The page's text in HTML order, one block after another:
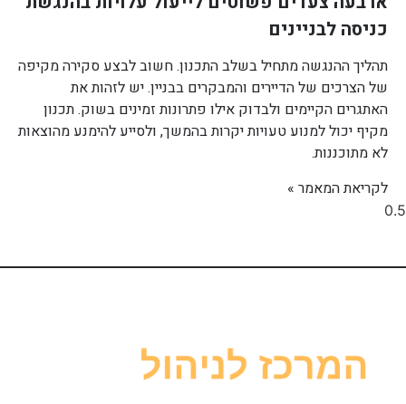
כניסה לבניינים
תהליך ההנגשה מתחיל בשלב התכנון. חשוב לבצע סקירה מקיפה
של הצרכים של הדיירים והמבקרים בבניין. יש לזהות את
האתגרים הקיימים ולבדוק אילו פתרונות זמינים בשוק. תכנון
מקיף יכול למנוע טעויות יקרות בהמשך, ולסייע להימנע מהוצאות
לא מתוכננות.
לקריאת המאמר »